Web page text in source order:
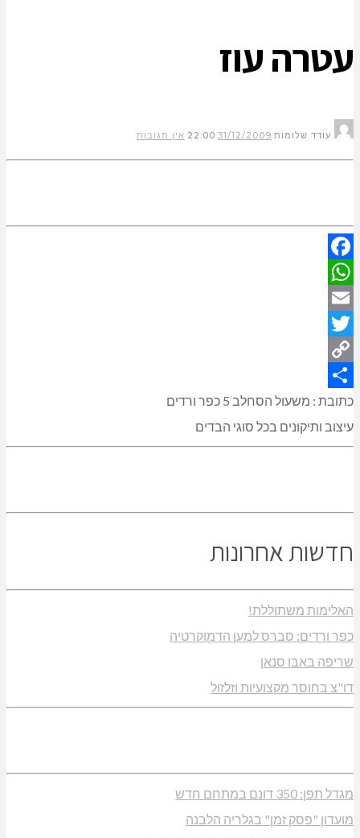
עטרה עוז
עודד שלומות 31/12/2009
22:00 אין תגובות
Facebook
WhatsApp
Email
Twitter
Copy
Link
Share
כתובת : משעול הסחלב 5 כפר ורדים
עיצוב ותיקונים בכל סוגי הבדים
חדשות אחרונות
האלימות משתוללת!
כפר ורדים: סברס למען הדמוקרטיה
שריפה באבו סנאן
דו"צ בחוסר מקצועיות וזלזול
מגדל תפן: 350 דונם במתחם חדש
מועדון "פסק זמן" בגלריה הלבנה